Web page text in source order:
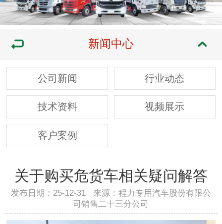
新闻中心
公司新闻 行业动态
技术资料 视频展示
客户案例
关于购买危货车相关疑问解答
发布日期：25-12-31 来源：程力专用汽车股份有限公
司销售二十三分公司